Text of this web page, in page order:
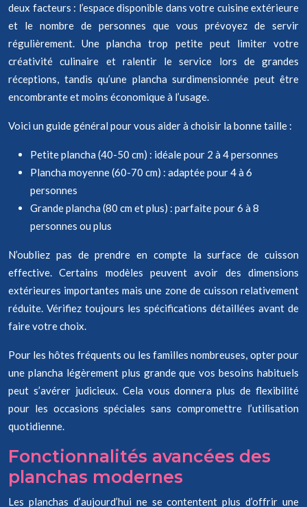
deux facteurs : l’espace disponible dans votre cuisine extérieure
et le nombre de personnes que vous prévoyez de servir
régulièrement. Une plancha trop petite peut limiter votre
créativité culinaire et ralentir le service lors de grandes
réceptions, tandis qu’une plancha surdimensionnée peut être
encombrante et moins économique à l’usage.
Voici un guide général pour vous aider à choisir la bonne taille :
Petite plancha (40-50 cm) : idéale pour 2 à 4 personnes
Plancha moyenne (60-70 cm) : adaptée pour 4 à 6
personnes
Grande plancha (80 cm et plus) : parfaite pour 6 à 8
personnes ou plus
N’oubliez pas de prendre en compte la surface de cuisson
effective. Certains modèles peuvent avoir des dimensions
extérieures importantes mais une zone de cuisson relativement
réduite. Vérifiez toujours les spécifications détaillées avant de
faire votre choix.
Pour les hôtes fréquents ou les familles nombreuses, opter pour
une plancha légèrement plus grande que vos besoins habituels
peut s’avérer judicieux. Cela vous donnera plus de flexibilité
pour les occasions spéciales sans compromettre l’utilisation
quotidienne.
Fonctionnalités avancées des
planchas modernes
Les planchas d’aujourd’hui ne se contentent plus d’offrir une